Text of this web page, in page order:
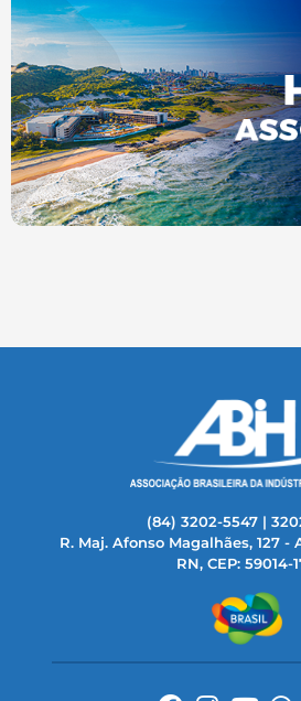
(84) 3202-5547 |
R. Maj. Afonso Magalhães, 127 -
RN, CEP: 59014-